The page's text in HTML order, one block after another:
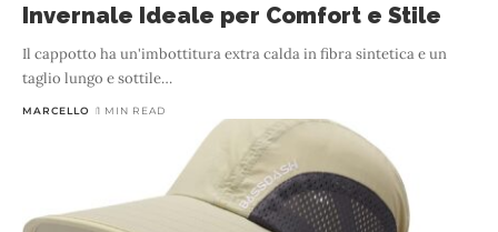
Invernale Ideale per Comfort e Stile
Il cappotto ha un'imbottitura extra calda in fibra sintetica e un
taglio lungo e sottile…
MARCELLO 1 MIN READ